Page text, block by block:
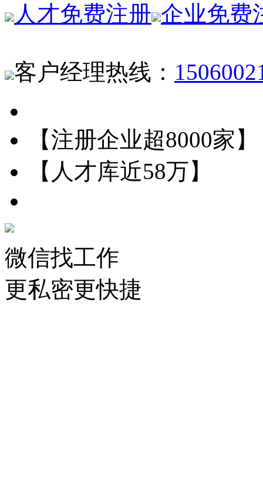
人才免费注册 企业免费
客户经理热线：
【注册企业超8000家】
【人才库近58万】
微信找工作
更私密更快捷